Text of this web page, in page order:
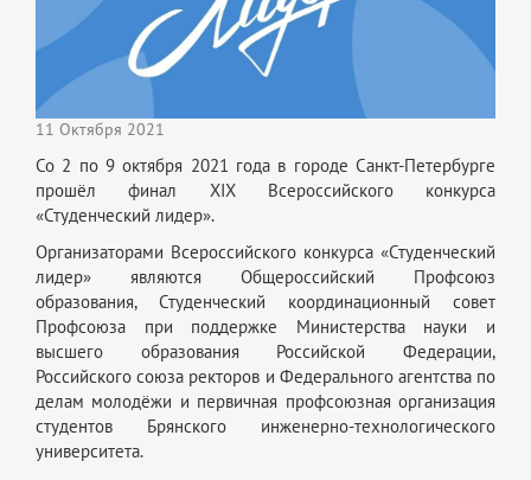
11 Октября 2021
Со 2 по 9 октября 2021 года в городе Санкт-Петербурге
прошёл финал XIX Всероссийского конкурса
«Студенческий лидер».
Организаторами Всероссийского конкурса «Студенческий
лидер» являются Общероссийский Профсоюз
образования, Студенческий координационный совет
Профсоюза при поддержке Министерства науки и
высшего образования Российской Федерации,
Российского союза ректоров и Федерального агентства по
делам молодёжи и первичная профсоюзная организация
студентов Брянского инженерно-технологического
университета.